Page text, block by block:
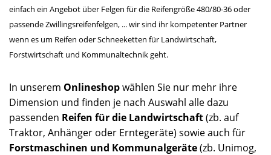
einfach ein Angebot über Felgen für die Reifengröße 480/80-36 oder
passende Zwillingsreifenfelgen, ... wir sind ihr kompetenter Partner
wenn es um Reifen oder Schneeketten für Landwirtschaft,
Forstwirtschaft und Kommunaltechnik geht.
In unserem Onlineshopwählen Sie nur mehr ihre
Dimension und finden je nach Auswahl alle dazu
passenden Reifen für die Landwirtschaft(zb. auf
Traktor, Anhänger oder Erntegeräte) sowie auch für
Forstmaschinen und Kommunalgeräte(zb. Unimog,